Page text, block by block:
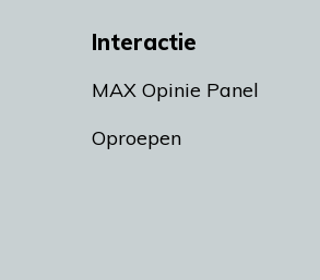
Interactie
MAX Opinie Panel
Oproepen